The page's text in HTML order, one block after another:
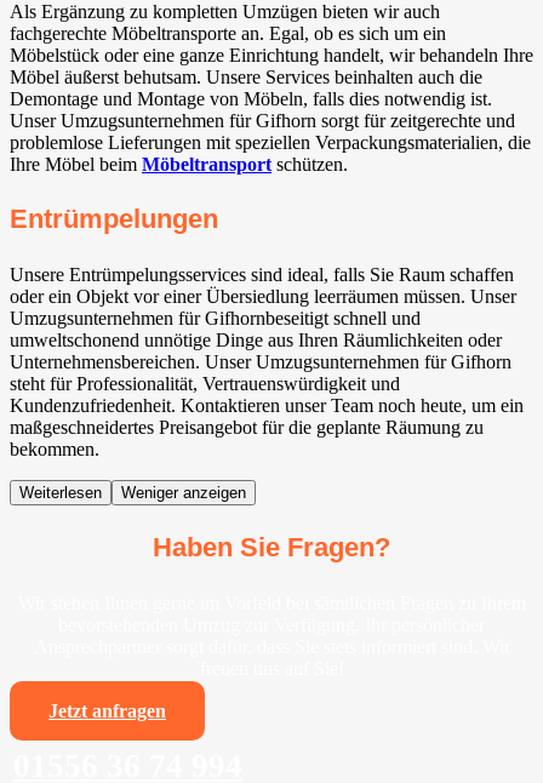
Als Ergänzung zu kompletten Umzügen bieten wir auch
fachgerechte Möbeltransporte an. Egal, ob es sich um ein
Möbelstück oder eine ganze Einrichtung handelt, wir behandeln Ihre
Möbel äußerst behutsam. Unsere Services beinhalten auch die
Demontage und Montage von Möbeln, falls dies notwendig ist.
Unser Umzugsunternehmen für Gifhorn sorgt für zeitgerechte und
problemlose Lieferungen mit speziellen Verpackungsmaterialien, die
Ihre Möbel beim Möbeltransportschützen.
Entrümpelungen
Unsere Entrümpelungsservices sind ideal, falls Sie Raum schaffen
oder ein Objekt vor einer Übersiedlung leerräumen müssen. Unser
Umzugsunternehmen für Gifhornbeseitigt schnell und
umweltschonend unnötige Dinge aus Ihren Räumlichkeiten oder
Unternehmensbereichen. Unser Umzugsunternehmen für Gifhorn
steht für Professionalität, Vertrauenswürdigkeit und
Kundenzufriedenheit. Kontaktieren unser Team noch heute, um ein
maßgeschneidertes Preisangebot für die geplante Räumung zu
bekommen.
Weiterlesen Weniger anzeigen
Haben Sie Fragen?
Jetzt anfragen